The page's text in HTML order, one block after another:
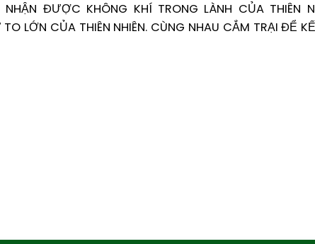
ĐƯỢC KHÔNG KHÍ TRONG LÀNH CỦA THIÊN
LỚN CỦA THIÊN NHIÊN. CÙNG NHAU CẮM TRẠI ĐỂ